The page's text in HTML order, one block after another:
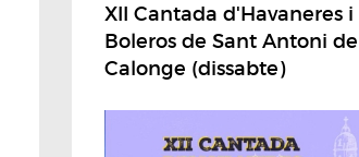
XII Cantada d'Havaneres i
Boleros de Sant Antoni de
Calonge (dissabte)